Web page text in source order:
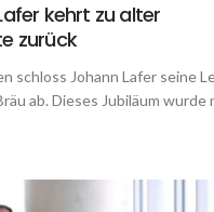
kehrt zu alter
zurück
schloss Johann Lafer seine
ab. Dieses Jubiläum wurde